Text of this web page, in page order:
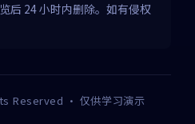
后 24 小时内删除。如有侵权
Reserved · 仅供学习演示